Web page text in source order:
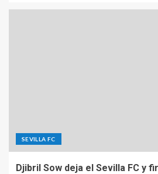
SEVILLA FC
Djibril Sow deja el Sevilla FC y